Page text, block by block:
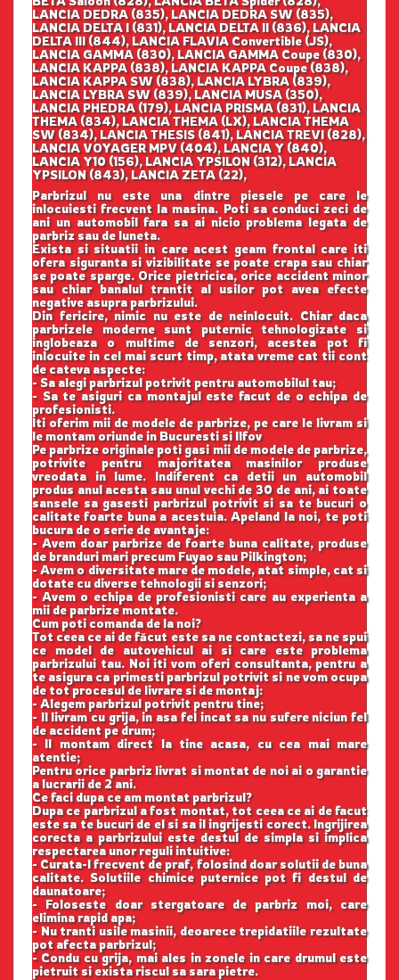
LANCIA DEDRA (835), LANCIA DEDRA SW (835),
LANCIA DELTA I (831), LANCIA DELTA II (836), LANCIA
DELTA III (844), LANCIA FLAVIA Convertible (JS),
LANCIA GAMMA (830), LANCIA GAMMA Coupe (830),
LANCIA KAPPA (838), LANCIA KAPPA Coupe (838),
LANCIA KAPPA SW (838), LANCIA LYBRA (839),
LANCIA LYBRA SW (839), LANCIA MUSA (350),
LANCIA PHEDRA (179), LANCIA PRISMA (831), LANCIA
THEMA (834), LANCIA THEMA (LX), LANCIA THEMA
SW (834), LANCIA THESIS (841), LANCIA TREVI (828),
LANCIA VOYAGER MPV (404), LANCIA Y (840),
LANCIA Y10 (156), LANCIA YPSILON (312), LANCIA
YPSILON (843), LANCIA ZETA (22),
Parbrizul nu este una dintre piesele pe care le
inlocuiesti frecvent la masina. Poti sa conduci zeci de
ani un automobil fara sa ai nicio problema legata de
parbriz sau de luneta.
Exista si situatii in care acest geam frontal care iti
ofera siguranta si vizibilitate se poate crapa sau chiar
se poate sparge. Orice pietricica, orice accident minor
sau chiar banalul trantit al usilor pot avea efecte
negative asupra parbrizului.
Din fericire, nimic nu este de neinlocuit. Chiar daca
parbrizele moderne sunt puternic tehnologizate si
inglobeaza o multime de senzori, acestea pot fi
inlocuite in cel mai scurt timp, atata vreme cat tii cont
de cateva aspecte:
- Sa alegi parbrizul potrivit pentru automobilul tau;
- Sa te asiguri ca montajul este facut de o echipa de
profesionisti.
Iti oferim mii de modele de parbrize, pe care le livram si
le montam oriunde in Bucuresti si Ilfov
Pe parbrize originale poti gasi mii de modele de parbrize,
potrivite pentru majoritatea masinilor produse
vreodata in lume. Indiferent ca detii un automobil
produs anul acesta sau unul vechi de 30 de ani, ai toate
sansele sa gasesti parbrizul potrivit si sa te bucuri o
calitate foarte buna a acestuia. Apeland la noi, te poti
bucura de o serie de avantaje:
- Avem doar parbrize de foarte buna calitate, produse
de branduri mari precum Fuyao sau Pilkington;
- Avem o diversitate mare de modele, atat simple, cat si
dotate cu diverse tehnologii si senzori;
- Avem o echipa de profesionisti care au experienta a
mii de parbrize montate.
Cum poti comanda de la noi?
Tot ceea ce ai de făcut este sa ne contactezi, sa ne spui
ce model de autovehicul ai si care este problema
parbrizului tau. Noi iti vom oferi consultanta, pentru a
te asigura ca primesti parbrizul potrivit si ne vom ocupa
de tot procesul de livrare si de montaj:
- Alegem parbrizul potrivit pentru tine;
- Il livram cu grija, in asa fel incat sa nu sufere niciun fel
de accident pe drum;
- Il montam direct la tine acasa, cu cea mai mare
atentie;
Pentru orice parbriz livrat si montat de noi ai o garantie
a lucrarii de 2 ani.
Ce faci dupa ce am montat parbrizul?
Dupa ce parbrizul a fost montat, tot ceea ce ai de facut
este sa te bucuri de el si sa il ingrijesti corect. Ingrijirea
corecta a parbrizului este destul de simpla si implica
respectarea unor reguli intuitive:
- Curata-l frecvent de praf, folosind doar solutii de buna
calitate. Solutiile chimice puternice pot fi destul de
daunatoare;
- Foloseste doar stergatoare de parbriz moi, care
elimina rapid apa;
- Nu tranti usile masinii, deoarece trepidatiile rezultate
pot afecta parbrizul;
- Condu cu grija, mai ales in zonele in care drumul este
pietruit si exista riscul sa sara pietre.